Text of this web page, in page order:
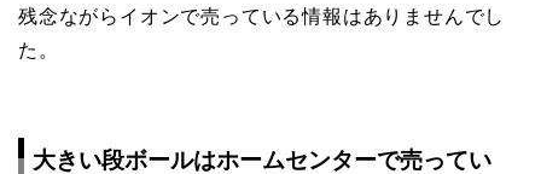
残念ながらイオンで売っている情報はありませんでし
た。
大きい段ボールはホームセンターで売ってい